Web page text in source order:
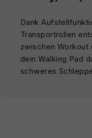
Dank
Transportrollen
zwischen Workout
dein Walking Pad
schweres